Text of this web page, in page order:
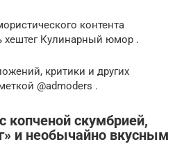
контента
хештег Кулинарный юмор .
критики и других
@admoders .
копченой скумбрией,
и необычайно вкусным